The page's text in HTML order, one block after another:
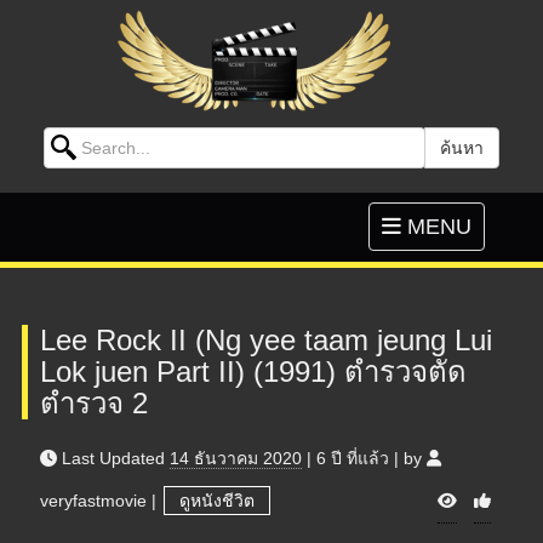
Search for: ค้นหา
Toggle
navigation
MENU
Lee Rock II (Ng yee taam jeung Lui
Lok juen Part II) (1991) ตำรวจตัด
ตำรวจ 2
Last Updated 14 ธันวาคม 2020 | 6 ปี ที่แล้ว | by
veryfastmovie | ดูหนังชีวิต V